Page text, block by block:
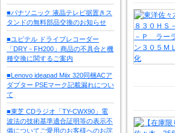
■パナソニック 液晶テレビ据置きス
タンドの無料部品交換のお知らせ
■ユピテル ドライブレコーダー
「DRY－FH200」商品の不具合と機
種交換に関するご案内
■Lenovo ideapad Miix 320同梱ACア
ダプター PSEマーク記載漏れについ
て
■東芝 CDラジオ「TY-CWX90」電
波法の技術基準適合証明等の表示不
備についてご愛用のお客様へのお詫